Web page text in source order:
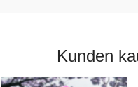
Kunden